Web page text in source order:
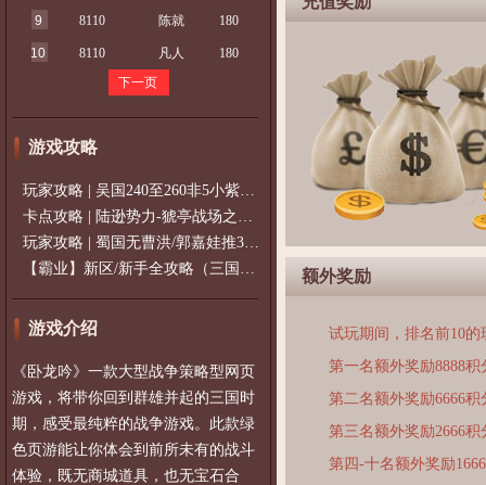
9 8110 陈就 180
10 8110 凡人
180
下一页
游戏攻略
玩家攻略 | 吴国240至260非5小紫过策免
卡点攻略 | 陆逊势力-猇亭战场之陆逊
玩家攻略 | 蜀国无曹洪/郭嘉娃推375级，
【霸业】新区/新手全攻略（三国通用）2
游戏介绍
《卧龙吟》一款大型战争策略型网页
游戏，将带你回到群雄并起的三国时
期，感受最纯粹的战争游戏。此款绿
色页游能让你体会到前所未有的战斗
体验，既无商城道具，也无宝石合
额外奖励
试玩期间，排名前10
第一名额外奖励8888积
第二名额外奖励6666积
第三名额外奖励2666积
第四-十名额外奖励